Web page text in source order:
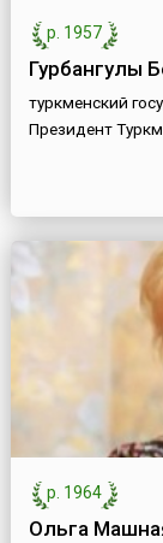
р. 1957
Гурбангулы
туркменский
Президент
р. 1964
Ольга